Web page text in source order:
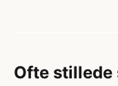
Ofte stillede